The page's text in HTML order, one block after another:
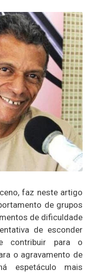
faz neste artigo
de grupos
de dificuldade
de esconder
contribuir para o
o agravamento de
espetáculo mais